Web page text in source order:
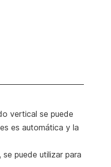
vertical se puede
es automática y la
puede utilizar para